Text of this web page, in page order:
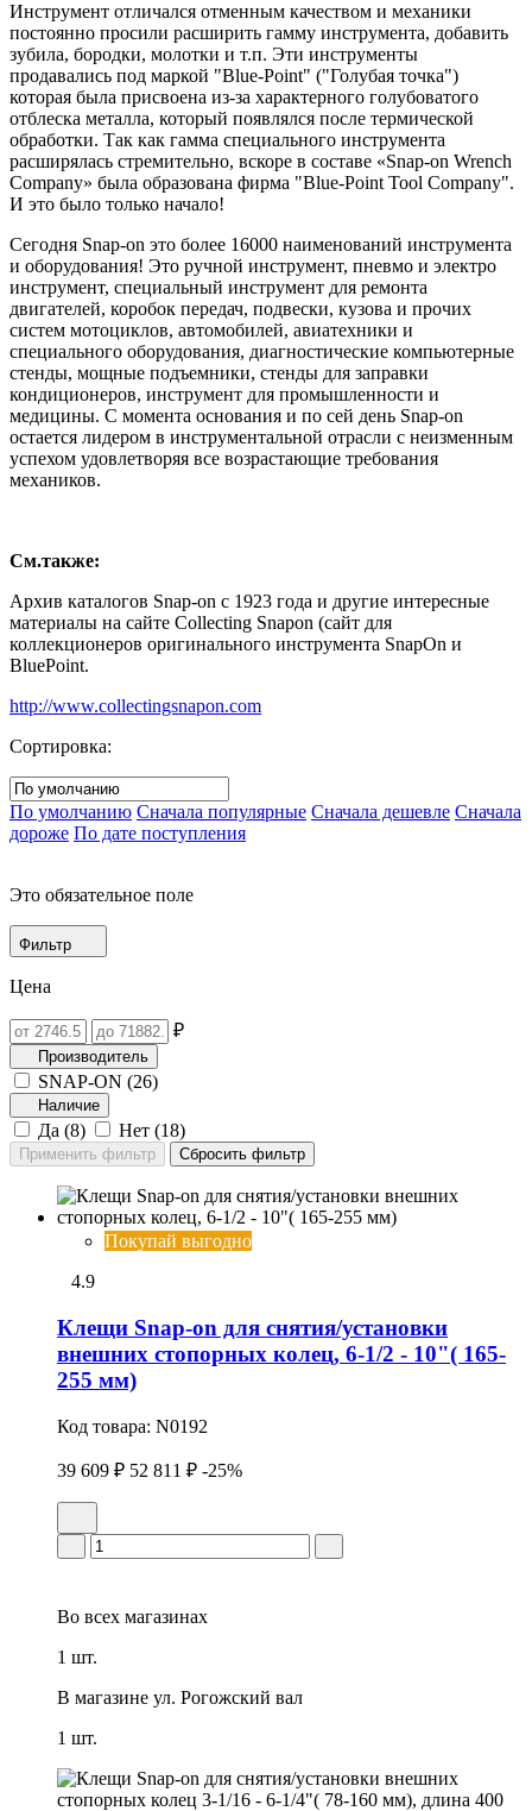
Инструмент отличался отменным качеством и механики
постоянно просили расширить гамму инструмента, добавить
зубила, бородки, молотки и т.п. Эти инструменты
продавались под маркой "Blue-Point" ("Голубая точка")
которая была присвоена из-за характерного голубоватого
отблеска металла, который появлялся после термической
обработки. Так как гамма специального инструмента
расширялась стремительно, вскоре в составе «Snap-on Wrench
Company» была образована фирма "Blue-Point Tool Company".
И это было только начало!
Сегодня Snap-on это более 16000 наименований инструмента
и оборудования! Это ручной инструмент, пневмо и электро
инструмент, специальный инструмент для ремонта
двигателей, коробок передач, подвески, кузова и прочих
систем мотоциклов, автомобилей, авиатехники и
специального оборудования, диагностические компьютерные
стенды, мощные подъемники, стенды для заправки
кондиционеров, инструмент для промышленности и
медицины. С момента основания и по сей день Snap-on
остается лидером в инструментальной отрасли с неизменным
успехом удовлетворяя все возрастающие требования
механиков.
См.также:
Архив каталогов Snap-on с 1923 года и другие интересные
материалы на сайте Collecting Snapon (сайт для
коллекционеров оригинального инструмента SnapOn и
BluePoint.
http://www.collectingsnapon.com
Сортировка:
По умолчанию Сначала популярные Сначала дешевле Сначала
дороже По дате поступления
Это обязательное поле
Фильтр
Цена
₽
Производитель
SNAP-ON (26)
Наличие
Да (8) Нет (18)
Покупай выгодно
4.9
Клещи Snap-on для снятия/установки
внешних стопоpных колец, 6-1/2 - 10"( 165-
255 мм)
Код товара: N0192
39 609 ₽ 52 811 ₽ -25%
Во всех магазинах
1 шт.
В магазине ул. Рогожский вал
1 шт.